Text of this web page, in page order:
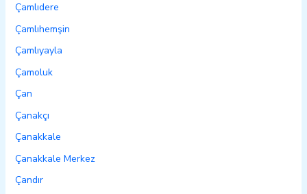
Çamlıdere
Çamlıhemşin
Çamlıyayla
Çamoluk
Çan
Çanakçı
Çanakkale
Çanakkale Merkez
Çandır